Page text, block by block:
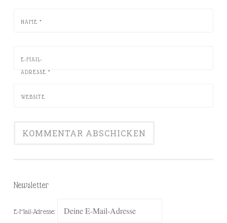
NAME *
E-MAIL-
ADRESSE *
WEBSITE
Newsletter
E-Mail-Adresse: